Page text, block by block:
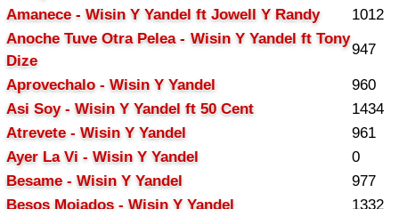
Amanece - Wisin Y Yandel ft Jowell Y Randy
1012
Anoche Tuve Otra Pelea - Wisin Y Yandel ft Tony
Dize
947
Aprovechalo - Wisin Y Yandel
960
Asi Soy - Wisin Y Yandel ft 50 Cent
1434
Atrevete - Wisin Y Yandel
961
Ayer La Vi - Wisin Y Yandel
0
Besame - Wisin Y Yandel
977
Besos Mojados - Wisin Y Yandel
1332